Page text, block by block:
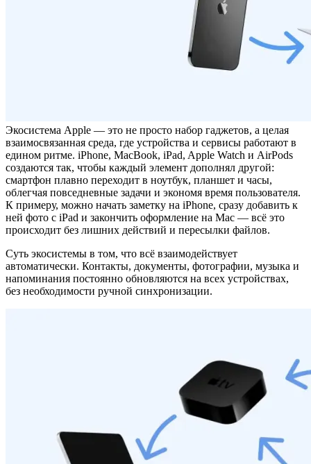
Экосистема Apple — это не просто набор гаджетов, а целая
взаимосвязанная среда, где устройства и сервисы работают в
едином ритме. iPhone, MacBook, iPad, Apple Watch и AirPods
создаются так, чтобы каждый элемент дополнял другой:
смартфон плавно переходит в ноутбук, планшет и часы,
облегчая повседневные задачи и экономя время пользователя.
К примеру, можно начать заметку на iPhone, сразу добавить к
ней фото с iPad и закончить оформление на Mac — всё это
происходит без лишних действий и пересылки файлов.
Суть экосистемы в том, что всё взаимодействует
автоматически. Контакты, документы, фотографии, музыка и
напоминания постоянно обновляются на всех устройствах,
без необходимости ручной синхронизации.